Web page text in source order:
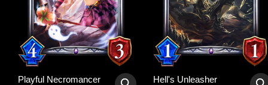
Playful Necromancer Hell's Unleasher